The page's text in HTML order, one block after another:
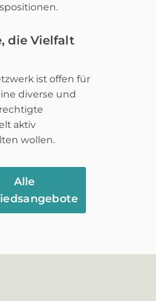
die Vielfalt
ist offen für
diverse und
aktiv
wollen.
Alle